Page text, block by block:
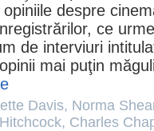
despre
ce
de interviuri
mai puţin
Davis, Norma
, Charles